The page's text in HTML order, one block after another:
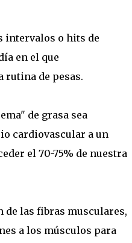
intervalos o hits de
en el que
rutina de pesas.
de grasa sea
cardiovascular a un
el 70-75% de nuestra
de las fibras musculares,
a los músculos para